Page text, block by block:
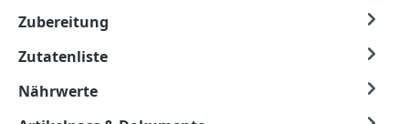
Zubereitung
Zutatenliste
Nährwerte